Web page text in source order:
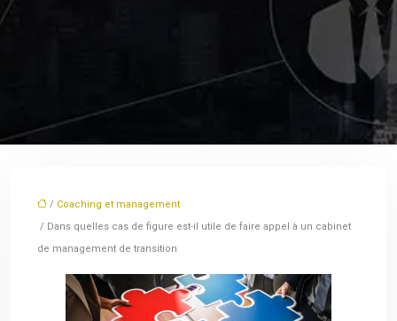
/ Coaching et management
/ Dans quelles cas de figure est-il utile de faire appel à un cabinet
de management de transition